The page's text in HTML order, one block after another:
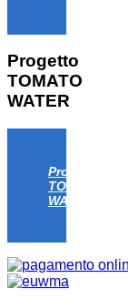
Progetto
TOMATO
WATER
Progetto
TOMATO
WATER